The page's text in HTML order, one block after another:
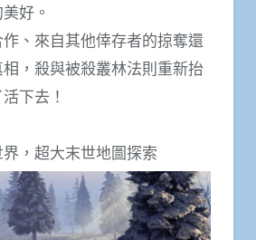
好。
、來自其他倖存者的掠奪還
，殺與被殺叢林法則重新抬
下去！
，超大末世地圖探索